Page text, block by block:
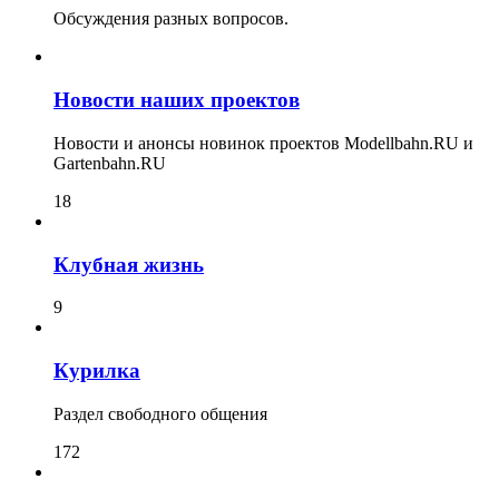
Обсуждения разных вопросов.
Новости наших проектов
Новости и анонсы новинок проектов Modellbahn.RU и
Gartenbahn.RU
18
Клубная жизнь
9
Курилка
Раздел свободного общения
172